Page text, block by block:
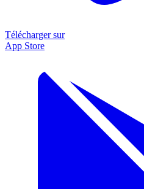
Télécharger sur
App Store